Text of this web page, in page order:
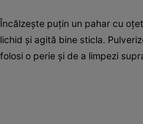
Încălzeşte puţin un pahar cu
lichid şi agită bine sticla.
folosi o perie şi de a limpezi